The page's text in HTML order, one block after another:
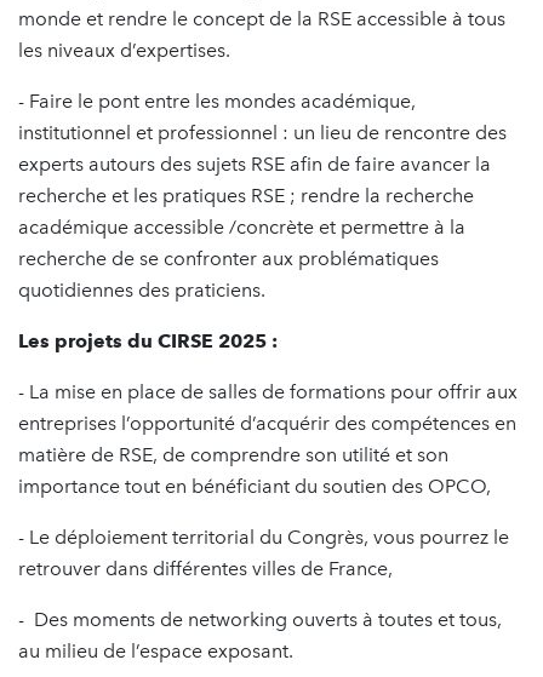
monde et rendre le concept de la RSE accessible à tous
les niveaux d’expertises.
- Faire le pont entre les mondes académique,
institutionnel et professionnel : un lieu de rencontre des
experts autours des sujets RSE afin de faire avancer la
recherche et les pratiques RSE ; rendre la recherche
académique accessible /concrète et permettre à la
recherche de se confronter aux problématiques
quotidiennes des praticiens.
Les projets du CIRSE 2025 :
- La mise en place de salles de formations pour offrir aux
entreprises l’opportunité d’acquérir des compétences en
matière de RSE, de comprendre son utilité et son
importance tout en bénéficiant du soutien des OPCO,
- Le déploiement territorial du Congrès, vous pourrez le
retrouver dans différentes villes de France,
- Des moments de networking ouverts à toutes et tous,
au milieu de l’espace exposant.